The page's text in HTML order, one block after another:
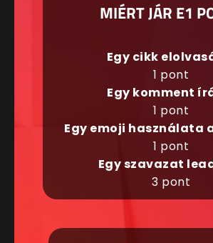
MIÉRT JÁR E1
Egy cikk
1 pont
Egy komment
1 pont
Egy emoji használata
1 pont
Egy szavazat
3 pont